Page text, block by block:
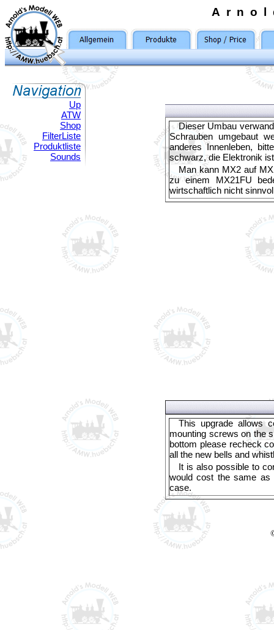
Up
ATW
Shop
FilterListe
Produktliste
Sounds
Dieser Umbau
Schrauben umgebaut
anderes Innenleben,
schwarz, die Elektronik
Man kann MX2 auf
zu einem MX21FU
wirtschaftlich nicht
This upgrade allows
mounting screws on the
bottom please recheck
all the new bells and
It is also possible to
would cost the same as
case.